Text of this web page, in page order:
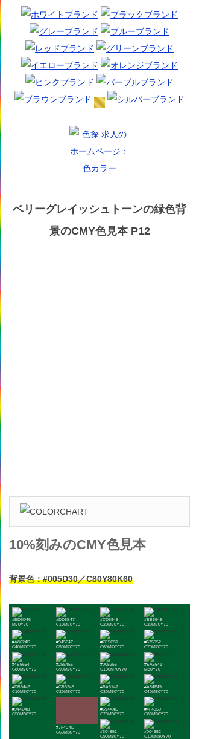
ベリーグレイッシュトーンの緑色背
景のCMY色見本 P12
10%刻みのCMY色見本
背景色：#005D30／C80Y80K60
#ED6D46
M70Y70
#DD6B47
C10M70Y70
#CD6849
C20M70Y70
#BB654B
C30M70Y70
#A8624D
C40M70Y70
#945F4F
C50M70Y70
#7E5C51
C60M70Y70
#675952
C70M70Y70
#4B5654
C80M70Y70
#255455
C90M70Y70
#005256
C100M70Y70
#EA5541
M80Y70
#DB5443
C10M80Y70
#CB5245
C20M80Y70
#BA5147
C30M80Y70
#A84F49
C40M80Y70
#944D4B
C50M80Y70
#7F4C4D
C60M80Y70
#694A4E
C70M80Y70
#4F4950
C80M80Y70
#304851
C90M80Y70
#004652
C100M80Y70